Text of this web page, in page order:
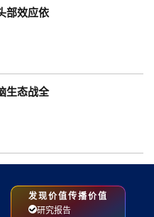
部效应依
生态战全
发现价值传播价值
研究报告